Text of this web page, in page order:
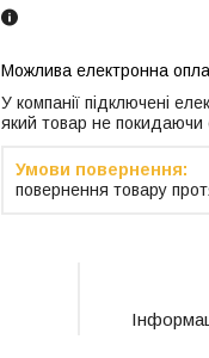
У компанії підключені
який товар не покидаючи
повернення товару